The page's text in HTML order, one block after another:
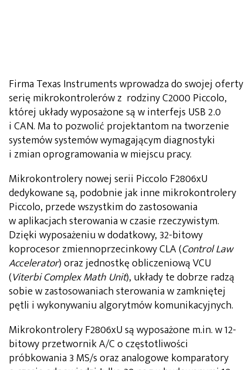
Firma Texas Instruments wprowadza do swojej oferty
serię mikrokontrolerów z rodziny C2000 Piccolo,
której układy wyposażone są w interfejs USB 2.0
i CAN. Ma to pozwolić projektantom na tworzenie
systemów systemów wymagającym diagnostyki
i zmian oprogramowania w miejscu pracy.
Mikrokontrolery nowej serii Piccolo F2806xU
dedykowane są, podobnie jak inne mikrokontrolery
Piccolo, przede wszystkim do zastosowania
w aplikacjach sterowania w czasie rzeczywistym.
Dzięki wyposażeniu w dodatkowy, 32-bitowy
koprocesor zmiennoprzecinkowy CLA (Control Law
Accelerator) oraz jednostkę obliczeniową VCU
(Viterbi Complex Math Unit), układy te dobrze radzą
sobie w zastosowaniach sterowania w zamkniętej
pętli i wykonywaniu algorytmów komunikacyjnych.
Mikrokontrolery F2806xU są wyposażone m.in. w 12-
bitowy przetwornik A/C o częstotliwości
próbkowania 3 MS/s oraz analogowe komparatory